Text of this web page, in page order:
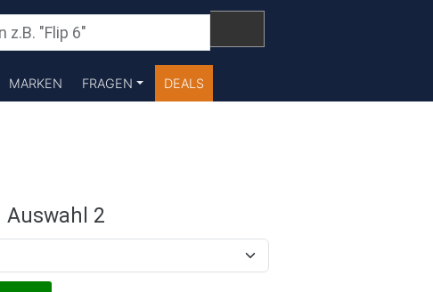
MARKEN FRAGEN DEALS
Auswahl 2